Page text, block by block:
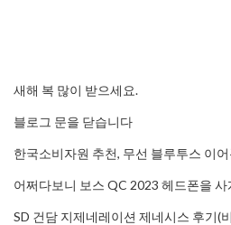
새해 복 많이 받으세요.
블로그 문을 닫습니다
한국소비자원 추천, 무선 블루투스 이
어쩌다보니 보스 QC 2023 헤드폰을 사
SD 건담 지제네레이션 제네시스 후기(